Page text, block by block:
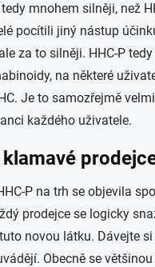
mnohem silněji, než
pocítili jiný nástup
za to silněji. HHC-P
na některé
Je to samozřejmě
každého uživatele.
P na trh se objevila
prodejce se logicky
novou látku. Dávejte
Obecně se